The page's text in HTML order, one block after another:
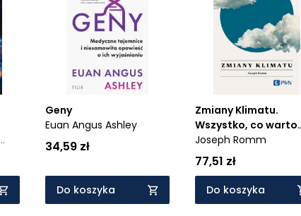
Geny
Euan Angus Ashley
34,59 zł
Do koszyka
Zmiany Klimatu.
Wszystko, co warto
wiedzieć
Joseph Romm
77,51 zł
Do koszyka